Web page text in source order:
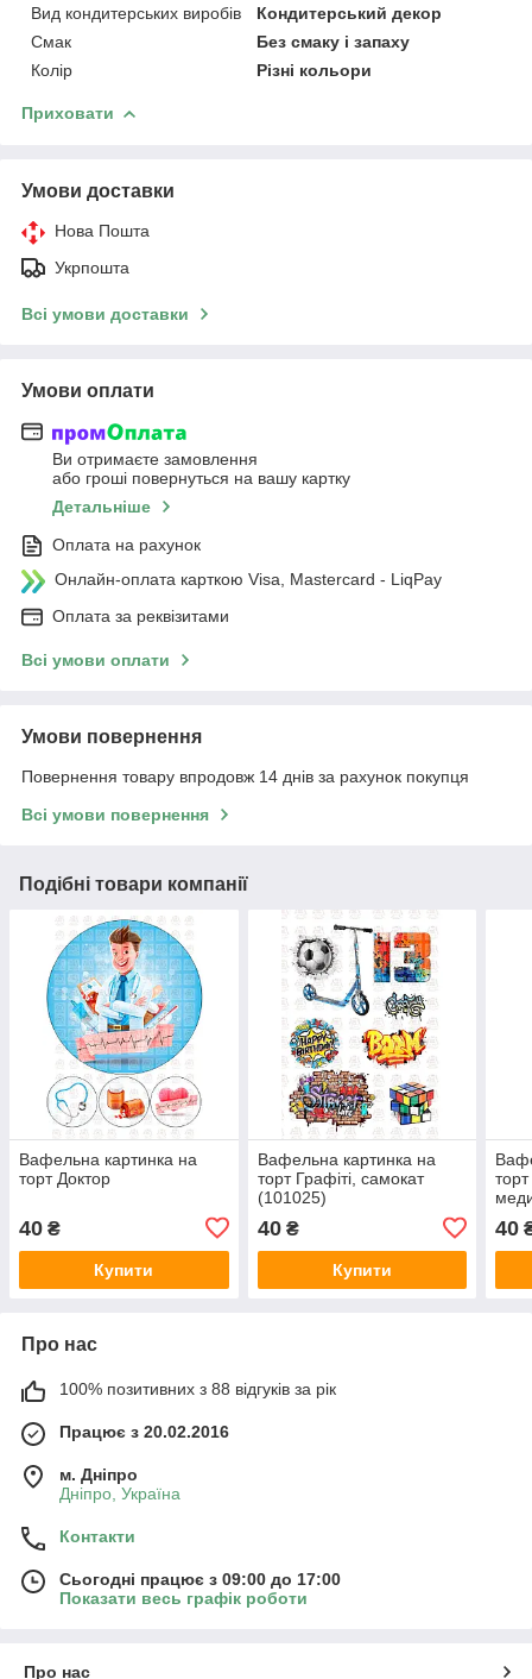
Вид кондитерських виробів
Кондитерський декор
Смак
Без смаку і запаху
Колір
Різні кольори
Приховати
Умови доставки
Нова Пошта
Укрпошта
Всі умови доставки
Умови оплати
Ви отримаєте замовлення
або гроші повернуться на вашу картку
Детальніше
Оплата на рахунок
Онлайн-оплата карткою Visa, Mastercard - LiqPay
Оплата за реквізитами
Всі умови оплати
Умови повернення
Повернення товару впродовж 14 днів за рахунок покупця
Всі умови повернення
Подібні товари компанії
Вафельна картинка на
торт Доктор
40 ₴
Купити
Вафельна картинка на
торт Графіті, самокат
(101025)
40₴
Купити
40
Про нас
100% позитивних з 88 відгуків за рік
Працює з 20.02.2016
м. Дніпро
Дніпро, Україна
Контакти
Сьогодні працює з 09:00 до 17:00
Показати весь графік роботи
Про нас